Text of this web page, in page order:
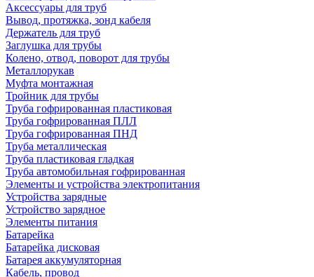
Аксессуары для труб
Вывод, протяжка, зонд кабеля
Держатель для труб
Заглушка для трубы
Колено, отвод, поворот для трубы
Металлорукав
Муфта монтажная
Тройник для трубы
Труба гофрированная пластиковая
Труба гофрированная ПЛЛ
Труба гофрированная ПНД
Труба металлическая
Труба пластиковая гладкая
Труба автомобильная гофрированная
Элементы и устройства электропитания
Устройства зарядные
Устройство зарядное
Элементы питания
Батарейка
Батарейка дисковая
Батарея аккумуляторная
Кабель, провод